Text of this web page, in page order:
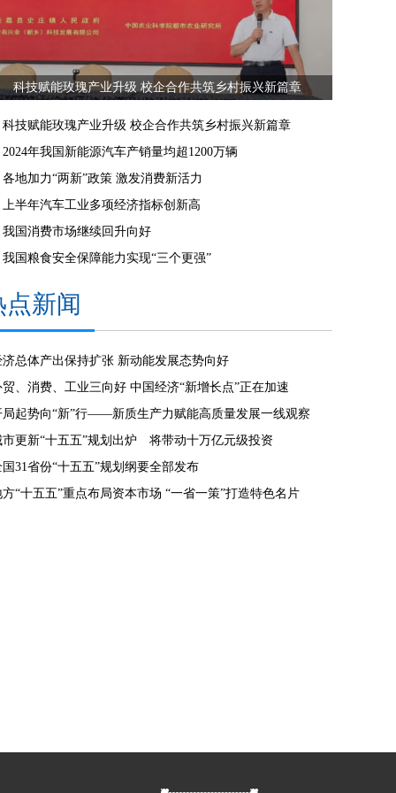
科技赋能玫瑰产业升级 校企合作共筑乡村振兴新篇章
科技赋能玫瑰产业升级 校企合作共筑乡村振兴新篇章
2024年我国新能源汽车产销量均超1200万辆
各地加力“两新”政策 激发消费新活力
上半年汽车工业多项经济指标创新高
我国消费市场继续回升向好
我国粮食安全保障能力实现“三个更强”
点新闻
济总体产出保持扩张 新动能发展态势向好
贸、消费、工业三向好 中国经济“新增长点”正在加速
局起势向“新”行——新质生产力赋能高质量发展一线观察
市更新“十五五”规划出炉 将带动十万亿元级投资
国31省份“十五五”规划纲要全部发布
方“十五五”重点布局资本市场 “一省一策”打造特色名片